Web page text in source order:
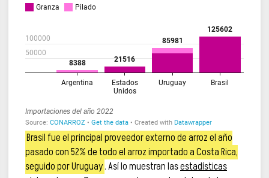
Brasil fue el principal proveedor externo de arroz el año
pasado con 52% de todo el arroz importado a Costa Rica,
seguido por Uruguay. Así lo muestran lasestadísticas